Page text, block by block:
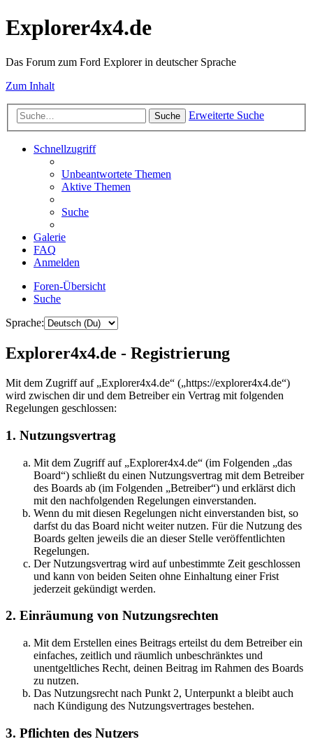
Explorer4x4.de
Das Forum zum Ford Explorer in deutscher Sprache
Zum Inhalt
Suche Erweiterte Suche
Schnellzugriff
Unbeantwortete Themen
Aktive Themen
Suche
Galerie
FAQ
Anmelden
Foren-Übersicht
Suche
Sprache:
Explorer4x4.de - Registrierung
Mit dem Zugriff auf „Explorer4x4.de“ („https://explorer4x4.de“)
wird zwischen dir und dem Betreiber ein Vertrag mit folgenden
Regelungen geschlossen:
1. Nutzungsvertrag
Mit dem Zugriff auf „Explorer4x4.de“ (im Folgenden „das
Board“) schließt du einen Nutzungsvertrag mit dem Betreiber
des Boards ab (im Folgenden „Betreiber“) und erklärst dich
mit den nachfolgenden Regelungen einverstanden.
Wenn du mit diesen Regelungen nicht einverstanden bist, so
darfst du das Board nicht weiter nutzen. Für die Nutzung des
Boards gelten jeweils die an dieser Stelle veröffentlichten
Regelungen.
Der Nutzungsvertrag wird auf unbestimmte Zeit geschlossen
und kann von beiden Seiten ohne Einhaltung einer Frist
jederzeit gekündigt werden.
2. Einräumung von Nutzungsrechten
Mit dem Erstellen eines Beitrags erteilst du dem Betreiber ein
einfaches, zeitlich und räumlich unbeschränktes und
unentgeltliches Recht, deinen Beitrag im Rahmen des Boards
zu nutzen.
Das Nutzungsrecht nach Punkt 2, Unterpunkt a bleibt auch
nach Kündigung des Nutzungsvertrages bestehen.
3. Pflichten des Nutzers